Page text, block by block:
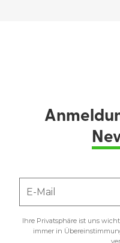
E-Mail
Ihre Privatsphäre ist uns
immer in